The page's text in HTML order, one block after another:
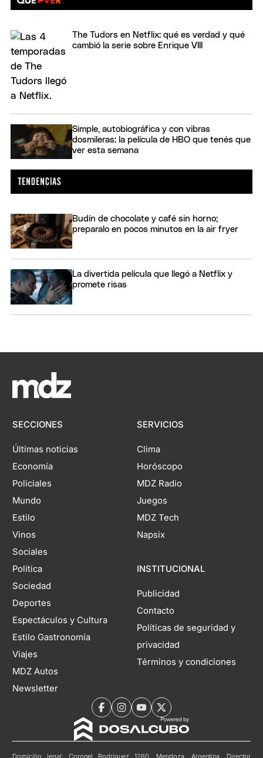
The Tudors en Netflix: qué es verdad y qué
cambió la serie sobre Enrique VIII
Simple, autobiográfica y con vibras
dosmileras: la película de HBO que tenés que
ver esta semana
Budín de chocolate y café sin horno;
preparalo en pocos minutos en la air fryer
La divertida película que llegó a Netflix y
promete risas
SECCIONES
Últimas noticias
Economía
Policiales
Mundo
Estilo
Vinos
Sociales
Política
Sociedad
Deportes
Espectáculos y Cultura
Estilo Gastronomía
Viajes
MDZ Autos
Newsletter
SERVICIOS
Clima
Horóscopo
MDZ Radio
Juegos
MDZ Tech
Napsix
INSTITUCIONAL
Publicidad
Contacto
Políticas de seguridad y
privacidad
Términos y condiciones
Domicilio legal: Coronel Rodríguez 1260, Mendoza, Argentina. Director